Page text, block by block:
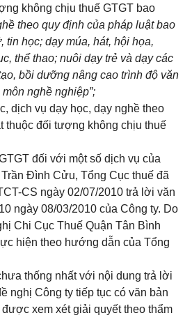
không chịu thuế GTGT bao
theo quy định của pháp luật bao
tin học; dạy múa, hát, hội họa,
thể thao; nuôi dạy trẻ và dạy các
bồi dưỡng nâng cao trình độ văn
nghề nghiệp”;
dịch vụ dạy học, dạy nghề theo
thuộc đối tượng không chịu thuế
đối với một số dịch vụ của
Đình Cửu, Tổng Cục thuế đã
CS ngày 02/07/2010 trả lời văn
ngày 08/03/2010 của Công ty. Do
Chi Cục Thuế Quận Tân Bình
hiện theo hướng dẫn của Tổng
thống nhất với nội dung trả lời
nghị Công ty tiếp tục có văn bản
xem xét giải quyết theo thẩm